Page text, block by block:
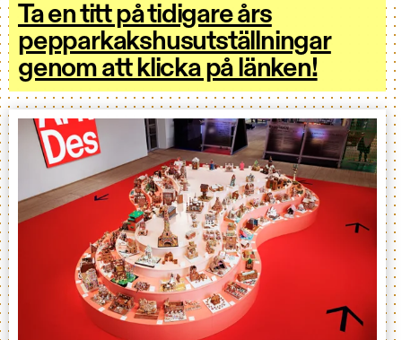
Ta en titt på tidigare års
pepparkakshusutställningar
genom att klicka på länken!